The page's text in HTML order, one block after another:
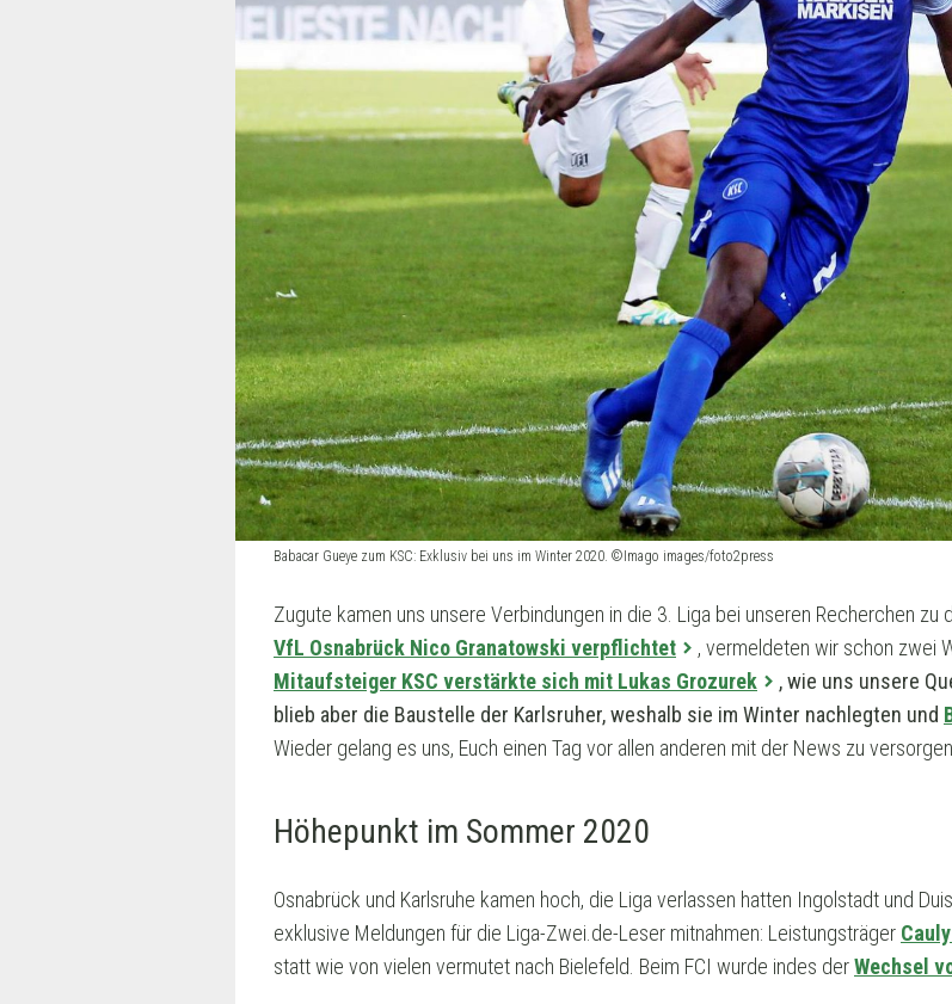
Babacar Gueye zum KSC: Exklusiv bei uns im Winter 2020. ©Imago images/foto2press
Zugute kamen uns unsere Verbindungen in die 3. Liga bei unseren Recherchen
VfL Osnabrück Nico Granatowski verpflichtet
, vermeldeten wir schon zwei
Mitaufsteiger KSC verstärkte sich mit Lukas Grozurek
, wie uns unsere
blieb aber die Baustelle der Karlsruher, weshalb sie im Winter nachlegten und
Wieder gelang es uns, Euch einen Tag vor allen anderen mit der News zu versorgen.
Höhepunkt im Sommer 2020
Osnabrück und Karlsruhe kamen hoch, die Liga verlassen hatten Ingolstadt und
exklusive Meldungen für die Liga-Zwei.de-Leser mitnahmen: Leistungsträger
statt wie von vielen vermutet nach Bielefeld. Beim FCI wurde indes derWechsel